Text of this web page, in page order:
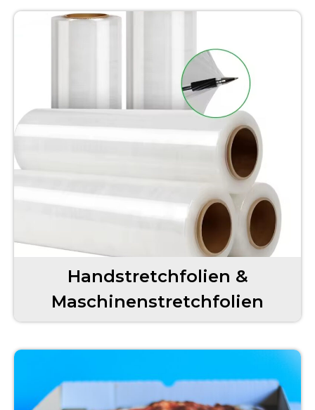
Handstretchfolien &
Maschinenstretchfolien